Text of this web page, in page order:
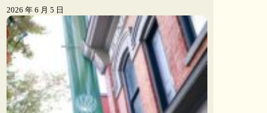
2026 年 6 月 5 日